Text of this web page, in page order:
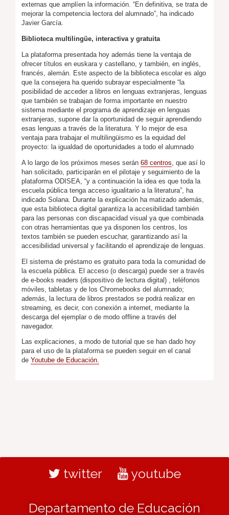
externas que amplíen la información. “En definitiva, se trata de
mejorar la competencia lectora del alumnado”, ha indicado
Javier García.
Biblioteca multilingüe, interactiva y gratuita
La plataforma presentada hoy además tiene la ventaja de
ofrecer títulos en euskara y castellano, y también, en inglés,
francés, alemán. Este aspecto de la biblioteca escolar es algo
que la consejera ha querido subrayar especialmente “la
posibilidad de acceder a libros en lenguas extranjeras, lenguas
que también se trabajan de forma importante en nuestro
sistema mediante el programa de aprendizaje en lenguas
extranjeras, supone dar la oportunidad de seguir aprendiendo
esas lenguas a través de la literatura. Y lo mejor de esa
ventaja para trabajar el multilingüismo es la equidad del
proyecto: la igualdad de oportunidades a todo el alumnado
A lo largo de los próximos meses serán 68 centros , que así lo
han solicitado, participarán en el pilotaje y seguimiento de la
plataforma ODISEA, “y a continuación la idea es que toda la
escuela pública tenga acceso igualitario a la literatura”, ha
indicado Solana. Durante la explicación ha matizado además,
que esta biblioteca digital garantiza la accesibilidad también
para las personas con discapacidad visual ya que combinada
con otras herramientas que ya disponen los centros, los
textos también se pueden escuchar, garantizando así la
accesibilidad universal y facilitando el aprendizaje de lenguas.
El sistema de préstamo es gratuito para toda la comunidad de
la escuela pública. El acceso (o descarga) puede ser a través
de e-books readers (dispositivo de lectura digital) , teléfonos
móviles, tabletas y de los Chromebooks del alumnado;
además, la lectura de libros prestados se podrá realizar en
streaming, es decir, con conexión a internet, mediante la
descarga del ejemplar o de modo offline a través del
navegador.
Las explicaciones, a modo de tutorial que se han dado hoy
para el uso de la plataforma se pueden seguir en el canal
de Youtube de Educación.
twitter youtube
Departamento de Educación